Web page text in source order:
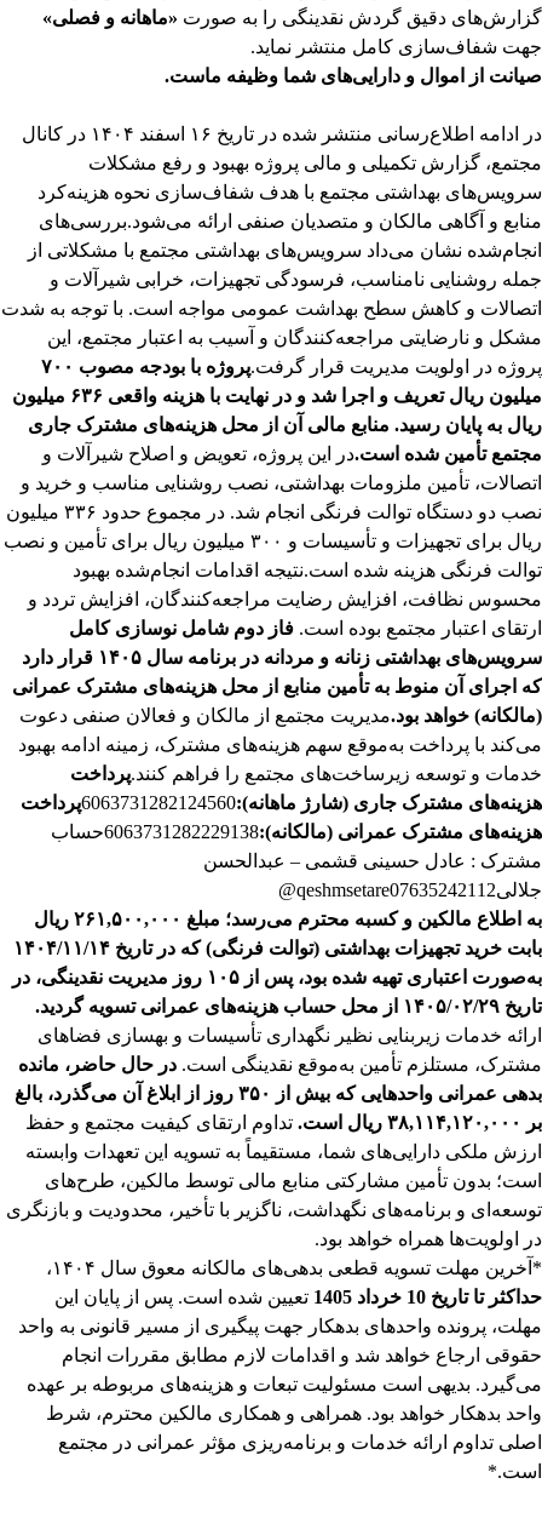
گزارش‌های دقیق گردش نقدینگی را به صورت «ماهانه و فصلی»
جهت شفاف‌سازی کامل منتشر نماید.
صیانت از اموال و دارایی‌های شما وظیفه ماست.
در ادامه اطلاع‌رسانی منتشر شده در تاریخ ۱۶ اسفند ۱۴۰۴ در کانال
مجتمع، گزارش تکمیلی و مالی پروژه بهبود و رفع مشکلات
سرویس‌های بهداشتی مجتمع با هدف شفاف‌سازی نحوه هزینه‌کرد
منابع و آگاهی مالکان و متصدیان صنفی ارائه می‌شود.بررسی‌های
انجام‌شده نشان می‌داد سرویس‌های بهداشتی مجتمع با مشکلاتی از
جمله روشنایی نامناسب، فرسودگی تجهیزات، خرابی شیرآلات و
اتصالات و کاهش سطح بهداشت عمومی مواجه است. با توجه به شدت
مشکل و نارضایتی مراجعه‌کنندگان و آسیب به اعتبار مجتمع، این
پروژه در اولویت مدیریت قرار گرفت.
پروژه با بودجه مصوب ۷۰۰
میلیون ریال تعریف و اجرا شد و در نهایت با هزینه واقعی ۶۳۶ میلیون
ریال به پایان رسید. منابع مالی آن از محل هزینه‌های مشترک جاری
مجتمع تأمین شده است.در این پروژه، تعویض و اصلاح شیرآلات و
اتصالات، تأمین ملزومات بهداشتی، نصب روشنایی مناسب و خرید و
نصب دو دستگاه توالت فرنگی انجام شد. در مجموع حدود ۳۳۶ میلیون
ریال برای تجهیزات و تأسیسات و ۳۰۰ میلیون ریال برای تأمین و نصب
توالت فرنگی هزینه شده است.نتیجه اقدامات انجام‌شده بهبود
محسوس نظافت، افزایش رضایت مراجعه‌کنندگان، افزایش تردد و
ارتقای اعتبار مجتمع بوده است. فاز دوم شامل نوسازی کامل
سرویس‌های بهداشتی زنانه و مردانه در برنامه سال ۱۴۰۵ قرار دارد
که اجرای آن منوط به تأمین منابع از محل هزینه‌های مشترک عمرانی
(مالکانه) خواهد بود.مدیریت مجتمع از مالکان و فعالان صنفی دعوت
می‌کند با پرداخت به‌موقع سهم هزینه‌های مشترک، زمینه ادامه بهبود
خدمات و توسعه زیرساخت‌های مجتمع را فراهم کنند.پرداخت
هزینه‌های مشترک جاری (شارژ ماهانه):6063731282124560پرداخت
هزینه‌های مشترک عمرانی (مالکانه):6063731282229138حساب
مشترک : عادل حسینی قشمی – عبدالحسن
جلالی07635242112
@qeshmsetare
به اطلاع مالکین و کسبه محترم می‌رسد؛ مبلغ ۲۶۱,۵۰۰,۰۰۰ ریال
بابت خرید تجهیزات بهداشتی (توالت فرنگی) که در تاریخ ۱۴۰۴/۱۱/۱۴
به‌صورت اعتباری تهیه شده بود، پس از ۱۰۵ روز مدیریت نقدینگی، در
تاریخ ۱۴۰۵/۰۲/۲۹ از محل حساب هزینه‌های عمرانی تسویه گردید.
ارائه خدمات زیربنایی نظیر نگهداری تأسیسات و بهسازی فضاهای
مشترک، مستلزم تأمین به‌موقع نقدینگی است. در حال حاضر، مانده
بدهی عمرانی واحدهایی که بیش از ۳۵۰ روز از ابلاغ آن می‌گذرد، بالغ
بر ۳۸,۱۱۴,۱۲۰,۰۰۰ ریال است.
تداوم ارتقای کیفیت مجتمع و حفظ
ارزش ملکی دارایی‌های شما، مستقیماً به تسویه این تعهدات وابسته
است؛ بدون تأمین مشارکتی منابع مالی توسط مالکین، طرح‌های
توسعه‌ای و برنامه‌های نگهداشت، ناگزیر با تأخیر، محدودیت و بازنگری
در اولویت‌ها همراه خواهد بود.
*آخرین مهلت تسویه قطعی بدهی‌های مالکانه معوق سال ۱۴۰۴،
حداکثر تا تاریخ 10 خرداد 1405
تعیین شده است. پس از پایان این
مهلت، پرونده واحدهای بدهکار جهت پیگیری از مسیر قانونی به واحد
حقوقی ارجاع خواهد شد و اقدامات لازم مطابق مقررات انجام
می‌گیرد. بدیهی است مسئولیت تبعات و هزینه‌های مربوطه بر عهده
واحد بدهکار خواهد بود. همراهی و همکاری مالکین محترم، شرط
اصلی تداوم ارائه خدمات و برنامه‌ریزی مؤثر عمرانی در مجتمع
است.*